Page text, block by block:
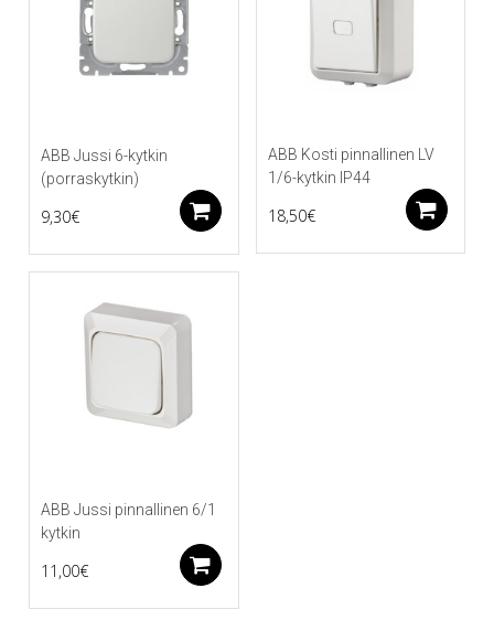
ABB Jussi 6-kytkin
(porraskytkin)
9,30€ Lisää ostoskoriin
ABB Kosti pinnallinen LV
1/6-kytkin IP44
18,50€
ABB Jussi pinnallinen 6/1
kytkin
11,00€